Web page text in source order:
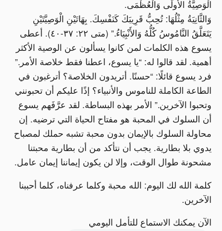
الْوَصِيَّةُ الأُولَى وَالْعُظْمَى.
وَالثَّانِيَةُ مِثْلُهَا: تُحِبُّ قَرِيبَكَ كَنَفْسِكَ. بِهَاتَيْنِ الْوَصِيَّتَيْنِ
يَتَعَلَّقُ النَّامُوسُ كُلُّهُ وَالأَنْبِيَاءُ.” (متى ٢٢: ٣٧-٤٠). أعطى
يسوع هذه الكلمات لمن كانوا يسألون عن الوصية الأكثر
أهمية. لقد قالوا له: “يا يسوع، اعطنا فقط خلاصة الأمر.”
فرد يسوع قائلًا: “حسنًا. أتريدون الخلاصة؟ أترغبون في
الطاعة الكاملة للناموس والأنبياء؟ إذًا عليكم أن تحبونني
وتحبوا الآخرين.” الأمر بهذه البساطة. لقد عرَّفَهم يسوع
أن السلوك في المحبة هو مفتاح الحياة التي ترضيه. إن
محاولة السلوك بالإيمان بدون محبة تشبه حملك لمصباح
يدوي بلا بطارية. يجب أن نتأكد من أن بطارية محبتنا
مشحونة طوال الوقت، وإلا لن يكون إيماننا إيمان عامل.
كلمة الله لك اليوم: الله محبة وكلما عرفناه، كلما أحببنا
الآخرين.
الآن يمكنك الاستماع للتأمل اليومي